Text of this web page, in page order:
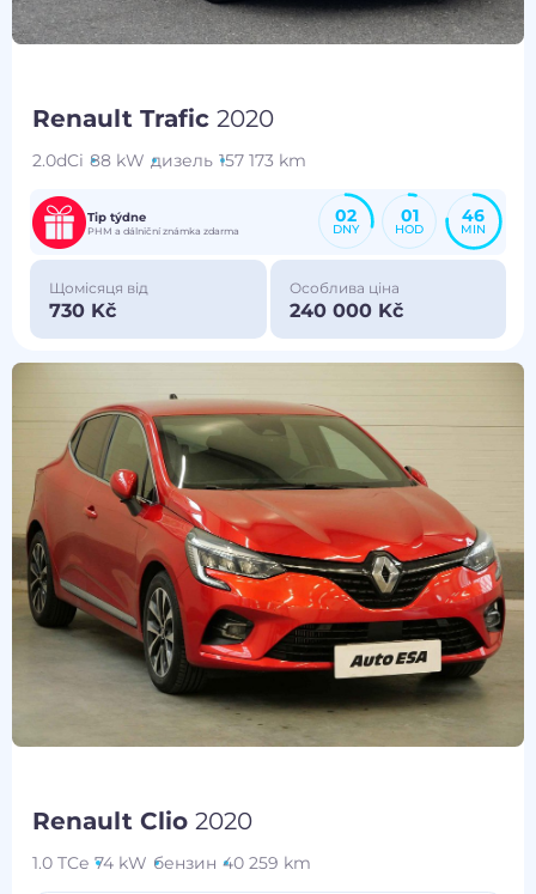
Renault Trafic2020
2.0dCi 88 kW дизель 157 173 km
Tip týdne
PHM a dálniční známka zdarma
02
DNY
01
HOD
46
MIN
Щомісяця від
730 Kč
Особлива ціна
240 000 Kč
Renault Clio2020
1.0 TCe 74 kW бензин 40 259 km